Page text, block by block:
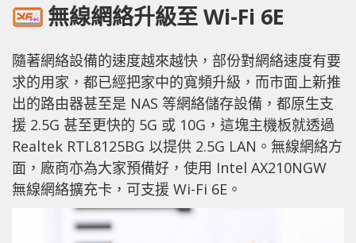
無線網絡升級至 Wi-Fi 6E
隨著網絡設備的速度越來越快，部份對網絡速度有要
求的用家，都已經把家中的寬頻升級，而市面上新推
出的路由器甚至是 NAS 等網絡儲存設備，都原生支
援 2.5G 甚至更快的 5G 或 10G，這塊主機板就透過
Realtek RTL8125BG 以提供 2.5G LAN。無線網絡方
面，廠商亦為大家預備好，使用 Intel AX210NGW
無線網絡擴充卡，可支援 Wi-Fi 6E。